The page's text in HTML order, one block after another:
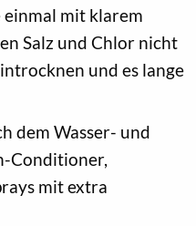
einmal mit klarem
Salz und Chlor nicht
und es lange
dem Wasser- und
Conditioner,
mit extra